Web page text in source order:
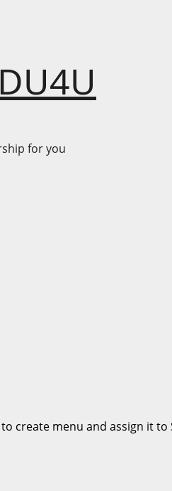
for you
create menu and assign it